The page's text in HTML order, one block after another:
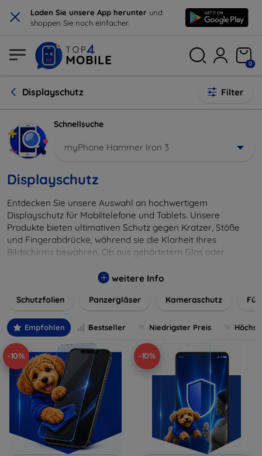
× Laden Sie unsere App herunter und
shoppen Sie noch einfacher.
0
Displayschutz Filter
Schnellsuche
myPhone Hammer Iron 3
Displayschutz
Entdecken Sie unsere Auswahl an hochwertigem
Displayschutz für Mobiltelefone und Tablets. Unsere
Produkte bieten ultimativen Schutz gegen Kratzer, Stöße
und Fingerabdrücke, während sie die Klarheit Ihres
Bildschirms bewahren. Ob aus gehärtetem Glas oder
installieren und passgenau für jedes Gerät, um eine
wertvolles Gerät mit unseren langlebigen und zuverlässigen
digitales Erlebnis.
weitere Info
Schutzfolien Panzergläser Kameraschutz
Empfohlen Bestseller Niedrigster Preis
-10% -10%